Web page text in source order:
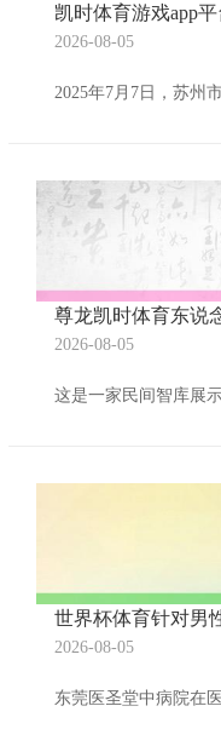
2026-08-05
2026-08-05
2026-08-05